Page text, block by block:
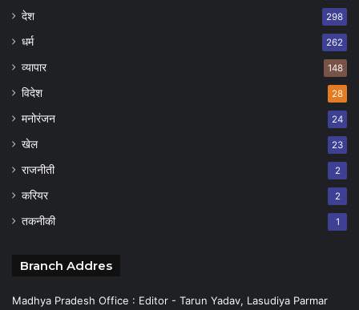
देश 298
धर्म 262
व्यापार 148
विदेश 28
मनोरंजन 24
खेल 23
राजनीती 2
करियर 2
तकनीकी 1
Branch Addres
Madhya Pradesh Office : Editor - Tarun Yadav, Lasudiya Parmar